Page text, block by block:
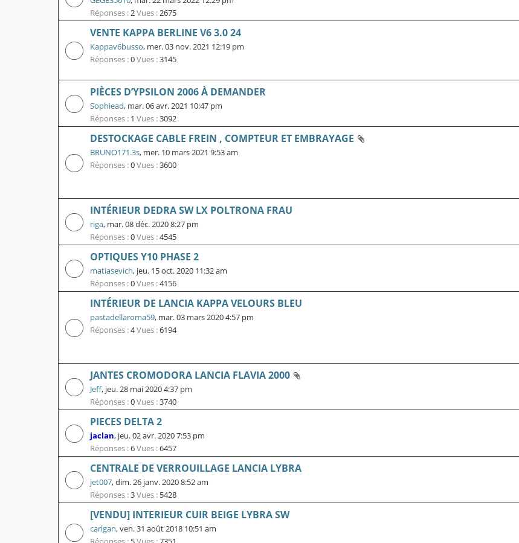
Réponses : 2Vues : 2675
VENTE KAPPA BERLINE V6 3.0 24
Kappav6busso, mer. 03 nov. 2021 12:19 pm
Réponses :0Vues :3145
PIÈCES D’YPSILON 2006 À DEMANDER
Sophiead, mar. 06 avr. 2021 10:47 pm
Réponses : 1 Vues :3092
DESTOCKAGE CABLE FREIN , COMPTEUR ET EMBRAYAGE
BRUNO171.3s, mer. 10 mars 2021 9:53 am
Réponses :0Vues :3600
INTÉRIEUR DEDRA SW LX POLTRONA FRAU
riga, mar. 08 déc. 2020 8:27 pm
Réponses :0Vues :4545
OPTIQUES Y10 PHASE 2
matiasevich, jeu. 15 oct. 2020 11:32 am
Réponses :0Vues :4156
INTÉRIEUR DE LANCIA KAPPA VELOURS BLEU
pastadellaroma59, mar. 03 mars 2020 4:57 pm
Réponses :4Vues :6194
JANTES CROMODORA LANCIA FLAVIA 2000
Jeff, jeu. 28 mai 2020 4:37 pm
Réponses :0Vues :3740
PIECES DELTA 2
jaclan, jeu. 02 avr. 2020 7:53 pm
Réponses :6Vues :6457
CENTRALE DE VERROUILLAGE LANCIA LYBRA
jet007,dim. 26 janv. 2020 8:52 am
Réponses :3Vues : 5428
[VENDU] INTERIEUR CUIR BEIGE LYBRA SW
carlgan,ven. 31 août 2018 10:51 am